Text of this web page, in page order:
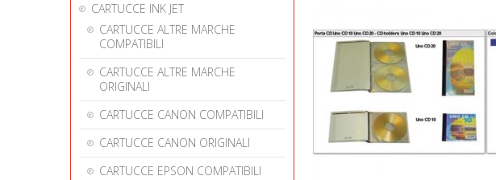
CARTUCCE INK JET
CARTUCCE ALTRE MARCHE
COMPATIBILI
CARTUCCE ALTRE MARCHE
ORIGINALI
CARTUCCE CANON COMPATIBILI
CARTUCCE CANON ORIGINALI
CARTUCCE EPSON COMPATIBILI